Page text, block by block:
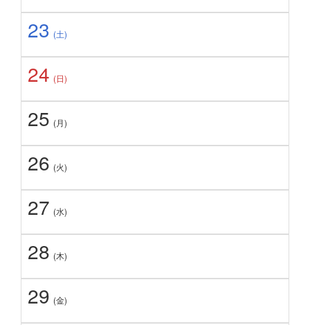
23 (土)
24 (日)
25 (月)
26 (火)
27 (水)
28 (木)
29 (金)